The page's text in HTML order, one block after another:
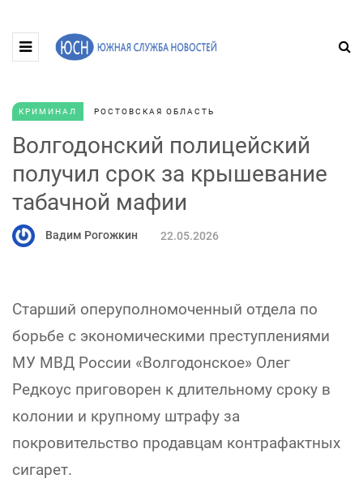
КРИМИНАЛ РОСТОВСКАЯ ОБЛАСТЬ
Волгодонский полицейский
получил срок за крышевание
табачной мафии
Вадим Рогожкин 22.05.2026
Старший оперуполномоченный отдела по
борьбе с экономическими преступлениями
МУ МВД России «Волгодонское» Олег
Редкоус приговорен к длительному сроку в
колонии и крупному штрафу за
покровительство продавцам контрафактных
сигарет.